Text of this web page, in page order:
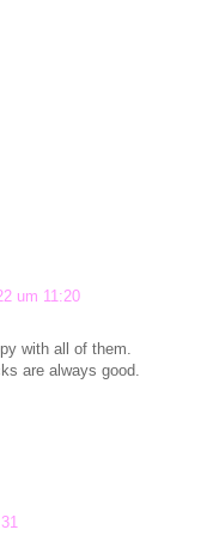
um 11:20
with all of them.
are always good.